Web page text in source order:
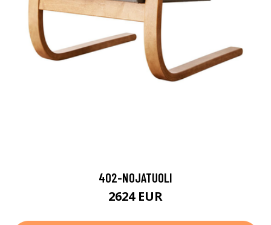
402-NOJATUOLI
2624 EUR